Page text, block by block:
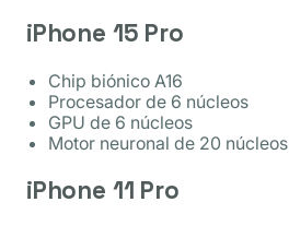
iPhone 15 Pro
Chip biónico A16
Procesador de 6 núcleos
GPU de 6 núcleos
Motor neuronal de 20 núcleos
iPhone 11 Pro